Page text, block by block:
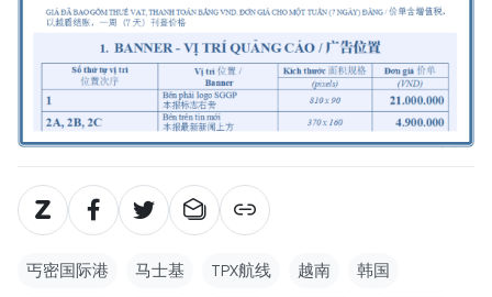
丐密国际港 马士基 TPX航线 越南 韩国